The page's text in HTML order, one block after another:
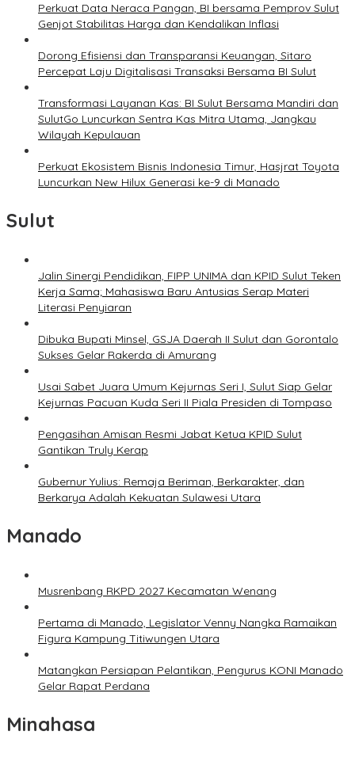
Perkuat Data Neraca Pangan, BI bersama Pemprov Sulut
Genjot Stabilitas Harga dan Kendalikan Inflasi
Dorong Efisiensi dan Transparansi Keuangan, Sitaro
Percepat Laju Digitalisasi Transaksi Bersama BI Sulut
Transformasi Layanan Kas: BI Sulut Bersama Mandiri dan
SulutGo Luncurkan Sentra Kas Mitra Utama, Jangkau
Wilayah Kepulauan
Perkuat Ekosistem Bisnis Indonesia Timur, Hasjrat Toyota
Luncurkan New Hilux Generasi ke-9 di Manado
Sulut
Jalin Sinergi Pendidikan, FIPP UNIMA dan KPID Sulut Teken
Kerja Sama; Mahasiswa Baru Antusias Serap Materi
Literasi Penyiaran
Dibuka Bupati Minsel, GSJA Daerah II Sulut dan Gorontalo
Sukses Gelar Rakerda di Amurang
Usai Sabet Juara Umum Kejurnas Seri I, Sulut Siap Gelar
Kejurnas Pacuan Kuda Seri II Piala Presiden di Tompaso
Pengasihan Amisan Resmi Jabat Ketua KPID Sulut
Gantikan Truly Kerap
Gubernur Yulius: Remaja Beriman, Berkarakter, dan
Berkarya Adalah Kekuatan Sulawesi Utara
Manado
Musrenbang RKPD 2027 Kecamatan Wenang
Pertama di Manado, Legislator Venny Nangka Ramaikan
Figura Kampung Titiwungen Utara
Matangkan Persiapan Pelantikan, Pengurus KONI Manado
Gelar Rapat Perdana
Minahasa